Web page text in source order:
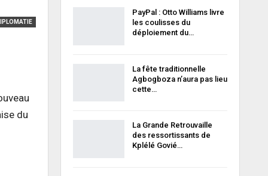
du
PayPal : Otto Williams livre
les coulisses du
déploiement du…
La fête traditionnelle
Agbogboza n’aura pas lieu
cette…
La Grande Retrouvaille
des ressortissants de
Kplélé Govié…